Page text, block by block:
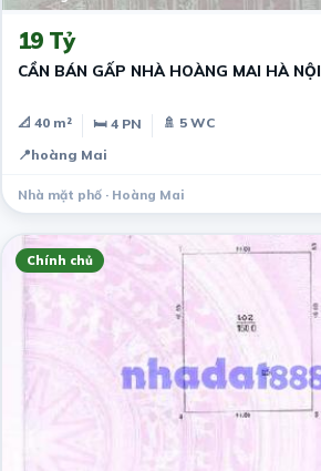
19 Tỷ
CẦN BÁN GẤP NHÀ HOÀNG MAI HÀ NỘI
📐 40 m² 🛏 4 PN
🚿 5 WC
📍hoàng Mai
Nhà mặt phố · Hoàng Mai
Chính chủ